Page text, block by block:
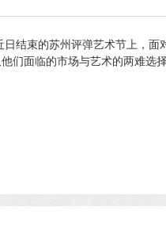
束的苏州评弹艺术节上，面
他们面临的市场与艺术的两难